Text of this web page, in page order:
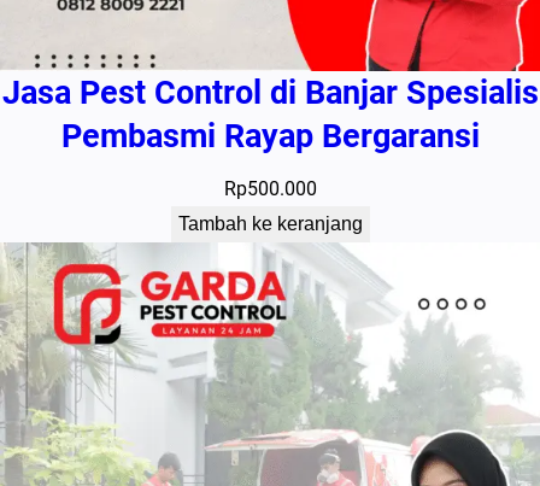
Jasa Pest Control di Banjar Spesialis
Pembasmi Rayap Bergaransi
Rp500.000
Tambah ke keranjang